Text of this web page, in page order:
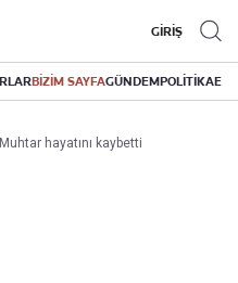
GİRİŞ
BİZİM SAYFAGÜNDEMPOLİTİKA
hayatını kaybetti